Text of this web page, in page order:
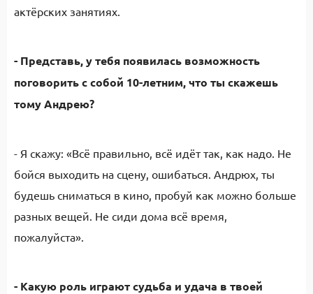
актёрских занятиях.
- Представь, у тебя появилась возможность
поговорить с собой 10-летним, что ты скажешь
тому Андрею?
- Я скажу: «Всё правильно, всё идёт так, как надо. Не
бойся выходить на сцену, ошибаться. Андрюх, ты
будешь сниматься в кино, пробуй как можно больше
разных вещей. Не сиди дома всё время,
пожалуйста».
- Какую роль играют судьба и удача в твоей